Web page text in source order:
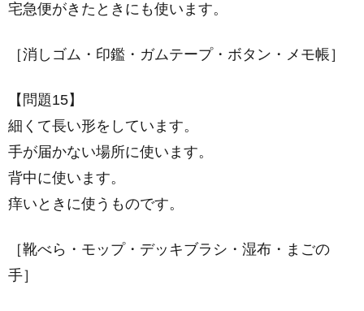
宅急便がきたときにも使います。
［消しゴム・印鑑・ガムテープ・ボタン・メモ帳］
【問題15】
細くて長い形をしています。
手が届かない場所に使います。
背中に使います。
痒いときに使うものです。
［靴べら・モップ・デッキブラシ・湿布・まごの
手］